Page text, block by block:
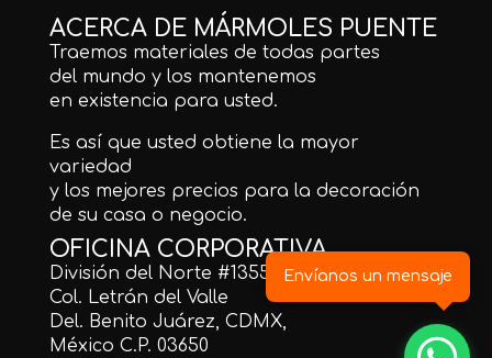
ACERCA DE MÁRMOLES PUENTE
Traemos materiales de todas partes
del mundo y los mantenemos
en existencia para usted.
Es así que usted obtiene la mayor
variedad
y los mejores precios para la decoración
de su casa o negocio.
OFICINA CORPORATIVA
División del Norte #1355
Col. Letrán del Valle
Del. Benito Juárez, CDMX,
México C.P. 03650
Envíanos un mensaje